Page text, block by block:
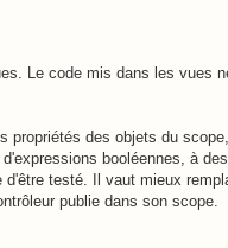
Le code mis dans les vues
propriétés des objets du
booléennes, à
testé. Il vaut mieux
publie dans son scope.